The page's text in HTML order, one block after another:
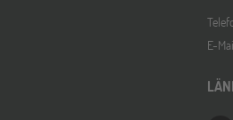
E-